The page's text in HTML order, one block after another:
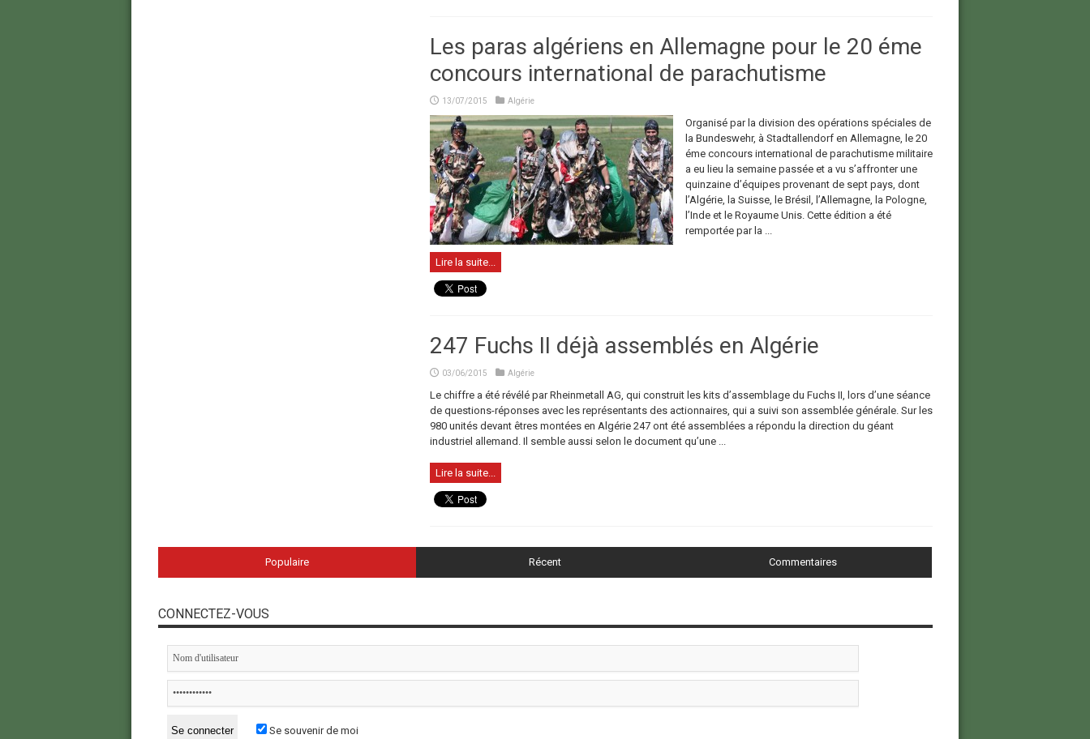
Les paras algériens en Allemagne pour le 20 éme
concours international de parachutisme
13/07/2015 Algérie
Organisé par la division des opérations spéciales de
la Bundeswehr, à Stadtallendorf en Allemagne, le 20
éme concours international de parachutisme militaire
a eu lieu la semaine passée et a vu s’affronter une
quinzaine d’équipes provenant de sept pays, dont
l’Algérie, la Suisse, le Brésil, l’Allemagne, la Pologne,
l’Inde et le Royaume Unis. Cette édition a été
remportée par la ...
Lire la suite...
247 Fuchs II déjà assemblés en Algérie
03/06/2015 Algérie
Le chiffre a été révélé par Rheinmetall AG, qui construit les kits d’assemblage du Fuchs II, lors d’une séance
de questions-réponses avec les représentants des actionnaires, qui a suivi son assemblée générale. Sur les
980 unités devant êtres montées en Algérie 247 ont été assemblées a répondu la direction du géant
industriel allemand. Il semble aussi selon le document qu’une ...
Lire la suite...
Populaire Récent Commentaires
CONNECTEZ-VOUS
Se souvenir de moi